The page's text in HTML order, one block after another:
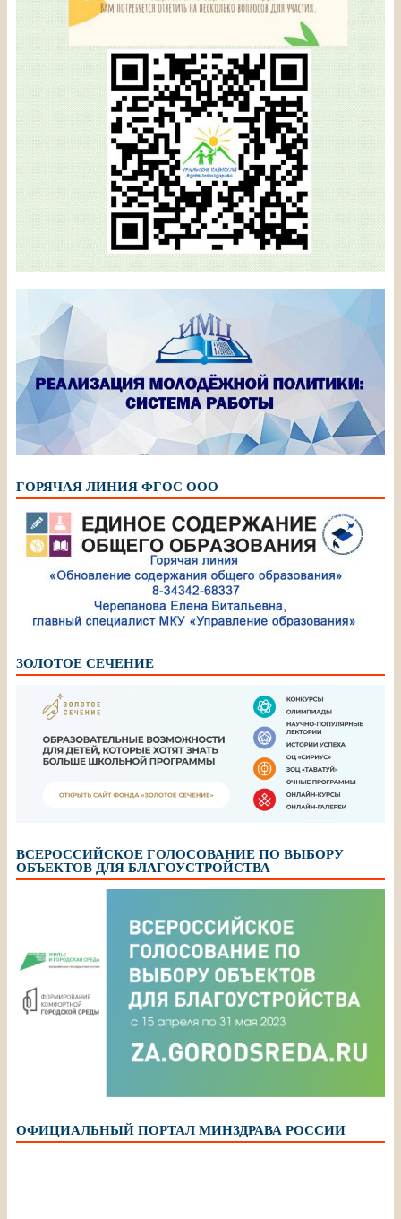
ГОРЯЧАЯ ЛИНИЯ ФГОС ООО
ЗОЛОТОЕ СЕЧЕНИЕ
ВСЕРОССИЙСКОЕ ГОЛОСОВАНИЕ ПО ВЫБОРУ
ОБЪЕКТОВ ДЛЯ БЛАГОУСТРОЙСТВА
ОФИЦИАЛЬНЫЙ ПОРТАЛ МИНЗДРАВА РОССИИ